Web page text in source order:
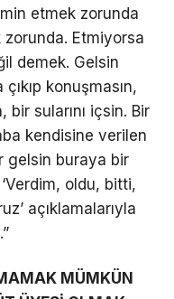
etmek zorunda
Etmiyorsa
demek. Gelsin
konuşmasın,
sularını içsin. Bir
kendisine verilen
gelsin buraya bir
oldu, bitti,
açıklamalarıyla
MÜMKÜN